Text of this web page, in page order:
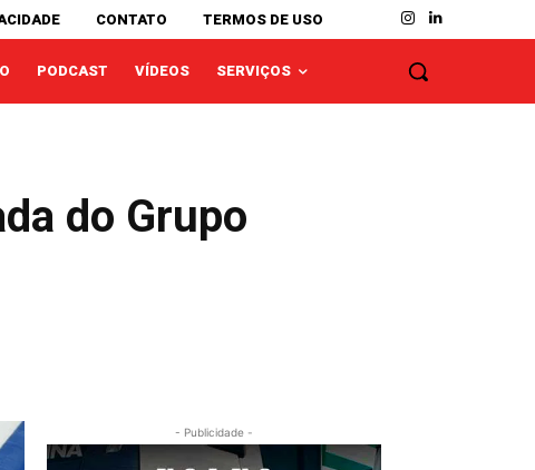
CONTATO TERMOS DE USO
PODCAST VÍDEOS SERVIÇOS
do Grupo
- Publicidade -